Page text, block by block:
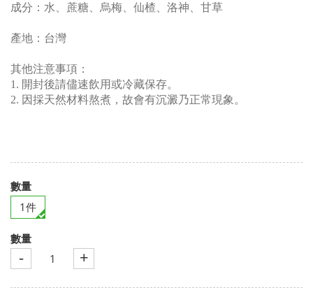
成分：水、蔗糖、烏梅、仙楂、洛神、甘草
產地：台灣
其他注意事項：
1. 開封後請儘速飲用或冷藏保存。
2. 因採天然材料熬煮，故會有沉澱乃正常現象。
數量
1件
數量
- +